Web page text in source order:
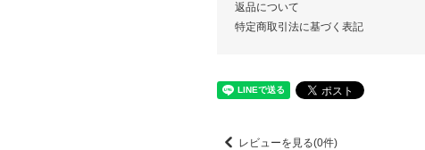
返品について
特定商取引法に基づく表記
レビューを見る(0件)